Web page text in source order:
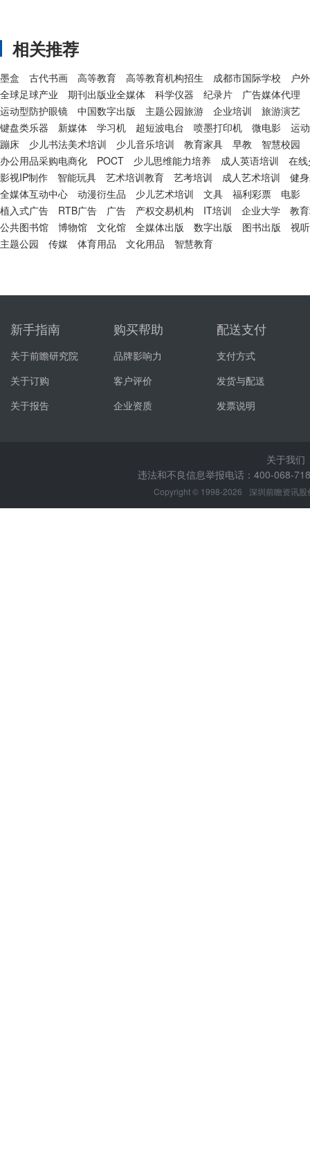
相关推荐
墨盒 古代书画 高等教育 高等教育机构招生 成都市国际学校
户
全球足球产业
期刊出版业全媒体 科学仪器 纪录片
广告媒体代理
运动型防护眼镜
中国数字出版 主题公园旅游 企业培训
旅游演艺
键盘类乐器
新媒体 学习机 超短波电台 喷墨打印机 微电影
运
蹦床
少儿书法美术培训 少儿音乐培训 教育家具 早教
智慧校园
办公用品采购电商化
POCT 少儿思维能力培养 成人英语培训
在
影视IP制作
智能玩具 艺术培训教育 艺考培训 成人艺术培训
健
全媒体互动中心
动漫衍生品 少儿艺术培训 文具 福利彩票
电影
植入式广告
RTB广告 广告 产权交易机构 IT培训 企业大学
教
公共图书馆
博物馆 文化馆 全媒体出版 数字出版 图书出版
视
主题公园
传媒 体育用品 文化用品 智慧教育
新手指南
关于前瞻研究院
关于订购
关于报告
购买帮助
品牌影响力
客户评价
企业资质
配送支付
支付方式
发货与配送
发票说明
关于我们
违法和不良信息举报电话：400-068-
Copyright © 1998-2026 深圳前瞻资讯股